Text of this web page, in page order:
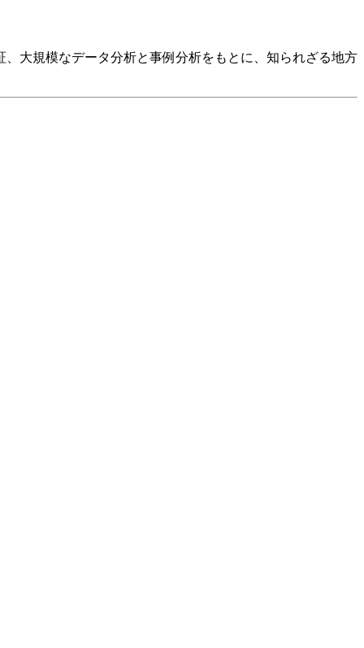
大規模なデータ分析と事例分析をもとに、知られざる地方